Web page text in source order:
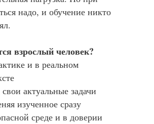
надо, и обучение никто
взрослый человек?
и в реальном
актуальные задачи
изученное сразу
среде и в доверии